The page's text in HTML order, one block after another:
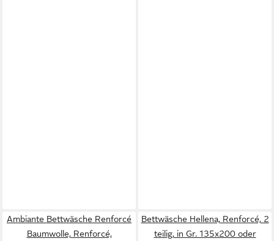
Ambiante Bettwäsche Renforcé
Baumwolle, Renforcé,
Bettwäsche Hellena, Renforcé, 2
teilig, in Gr. 135x200 oder